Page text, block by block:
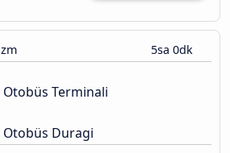
5sa 0dk
Otobüs Terminali
Otobüs Duragi